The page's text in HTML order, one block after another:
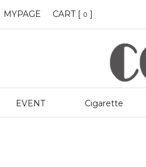
MYPAGE CART [ 0 ]
EVENT Cigarette